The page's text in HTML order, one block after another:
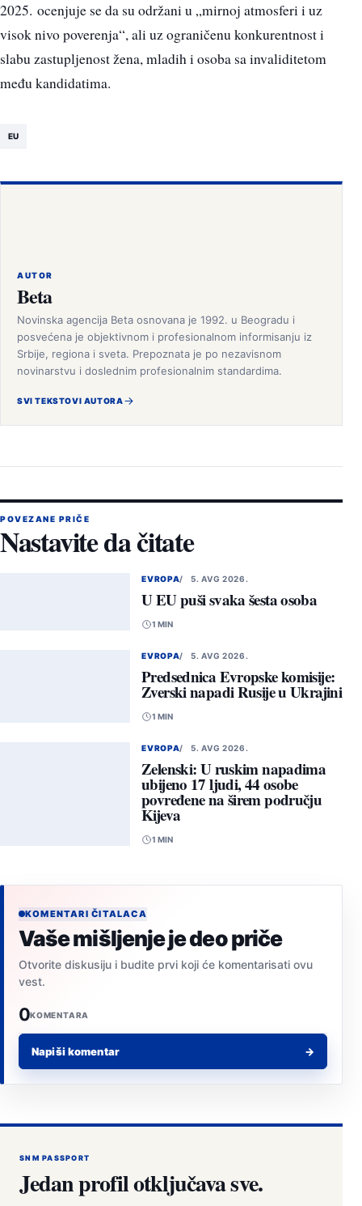
2025. ocenjuje se da su održani u „mirnoj atmosferi i uz
visok nivo poverenja“, ali uz ograničenu konkurentnost i
slabu zastupljenost žena, mladih i osoba sa invaliditetom
među kandidatima.
EU
AUTOR
Beta
Novinska agencija Beta osnovana je 1992. u Beogradu i
posvećena je objektivnom i profesionalnom informisanju iz
Srbije, regiona i sveta. Prepoznata je po nezavisnom
novinarstvu i doslednim profesionalnim standardima.
SVI TEKSTOVI AUTORA
POVEZANE PRIČE
Nastavite da čitate
EVROPA 5. AVG 2026.
U EU puši svaka šesta osoba
1 MIN
EVROPA 5. AVG 2026.
Predsednica Evropske komisije:
Zverski napadi Rusije u Ukrajini
1 MIN
EVROPA 5. AVG 2026.
Zelenski: U ruskim napadima
ubijeno 17 ljudi, 44 osobe
povređene na širem području
Kijeva
1 MIN
KOMENTARI ČITALACA
Vaše mišljenje je deo priče
Otvorite diskusiju i budite prvi koji će komentarisati ovu
vest.
0KOMENTARA
Napiši komentar →
SNM PASSPORT
Jedan profil otključava sve.